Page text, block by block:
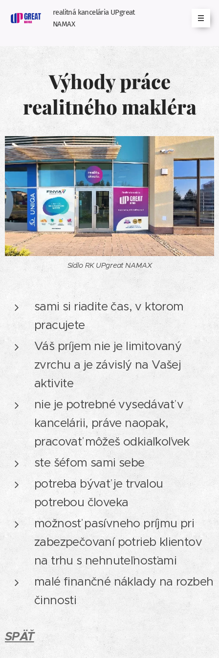
realitná kancelária UPgreat
NAMAX
Výhody práce
realitného makléra
Sídlo RK UPgreat NAMAX
sami si riadite čas, v ktorom
pracujete
Váš príjem nie je limitovaný
zvrchu a je závislý na Vašej
aktivite
nie je potrebné vysedávať v
kancelárii, práve naopak,
pracovať môžeš odkiaľkoľvek
ste šéfom sami sebe
potreba bývať je trvalou
potrebou človeka
možnosť pasívneho príjmu pri
zabezpečovaní potrieb klientov
na trhu s nehnuteľnosťami
malé finančné náklady na rozbeh
činnosti
SPÄŤ